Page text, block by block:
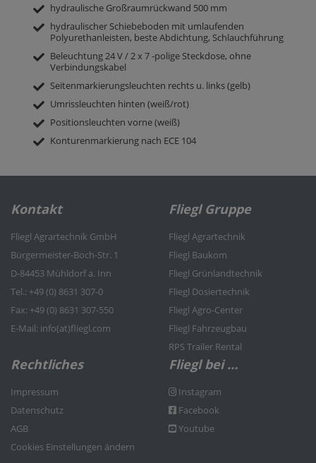
hydraulische Großraumrückwand 500 mm
hydraulischer Schiebeboden mit umlaufenden
Polyurethanleisten, beste Abdichtung, Schlauchführung
Beleuchtung 24 V / 2 x 7 -polige Steckdose, ohne
Verbindungskabel
Seitenmarkierungsleuchten rechts u. links (gelb)
Umrissleuchten hinten (weiß/rot)
Positionsleuchten vorne (weiß)
Konturenmarkierung nach ECE 104
Kontakt
Fliegl Agrartechnik GmbH
Bürgermeister-Boch-Str. 1
D-84453 Mühldorf a. Inn
Tel.: +49 (0) 8631 307-0
Fax: +49 (0) 8631 307-550
E-Mail: info(at)fliegl.com
Fliegl Gruppe
Fliegl Agrartechnik
Fliegl Baukom
Fliegl Grünlandtechnik
Fliegl Dosiertechnik
Fliegl Agro-Center
Fliegl Fahrzeugbau
RPS Trailer Rental
Rechtliches
Impressum
Datenschutz
AGB
Cookies Einstellungen ändern
Fliegl bei …
Instagram
Facebook
Youtube